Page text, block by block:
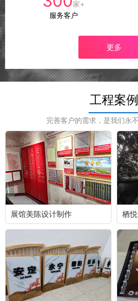
家+
服务客户
更多
工程案例
完善客户的需求，是我们永
展馆美陈设计制作 栖